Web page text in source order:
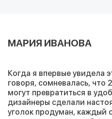
МАРИЯ ИВАНОВА
Когда я впервые увидела
говоря, сомневалась, что
могут превратиться в
дизайнеры сделали
уголок продуман, каждый